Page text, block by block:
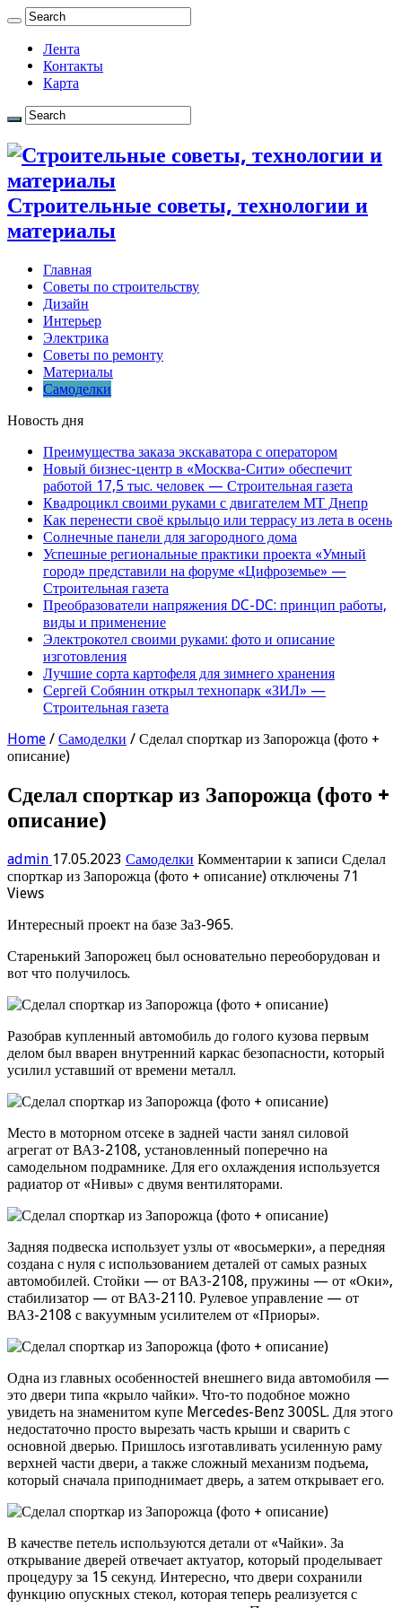
Лента
Контакты
Карта
Строительные советы, технологии и
материалы
Главная
Советы по строительству
Дизайн
Интерьер
Электрика
Советы по ремонту
Материалы
Самоделки
Новость дня
Преимущества заказа экскаватора с оператором
Новый бизнес-центр в «Москва-Сити» обеспечит
работой 17,5 тыс. человек — Строительная газета
Квадроцикл своими руками с двигателем МТ Днепр
Как перенести своё крыльцо или террасу из лета в осень
Солнечные панели для загородного дома
Успешные региональные практики проекта «Умный
город» представили на форуме «Цифроземье» —
Строительная газета
Преобразователи напряжения DC-DC: принцип работы,
виды и применение
Электрокотел своими руками: фото и описание
изготовления
Лучшие сорта картофеля для зимнего хранения
Сергей Собянин открыл технопарк «ЗИЛ» —
Строительная газета
Home / Самоделки / Сделал спорткар из Запорожца (фото +
описание)
Сделал спорткар из Запорожца (фото +
описание)
admin 17.05.2023 Самоделки Комментарии к записи Сделал
спорткар из Запорожца (фото + описание) отключены 71
Views
Интересный проект на базе ЗаЗ-965.
Старенький Запорожец был основательно переоборудован и
вот что получилось.
Разобрав купленный автомобиль до голого кузова первым
делом был вварен внутренний каркас безопасности, который
усилил уставший от времени металл.
Место в моторном отсеке в задней части занял силовой
агрегат от ВАЗ-2108, установленный поперечно на
самодельном подрамнике. Для его охлаждения используется
радиатор от «Нивы» с двумя вентиляторами.
Задняя подвеска использует узлы от «восьмерки», а передняя
создана с нуля с использованием деталей от самых разных
автомобилей. Стойки — от ВАЗ-2108, пружины — от «Оки»,
стабилизатор — от ВАЗ-2110. Рулевое управление — от
ВАЗ-2108 с вакуумным усилителем от «Приоры».
Одна из главных особенностей внешнего вида автомобиля —
это двери типа «крыло чайки». Что-то подобное можно
увидеть на знаменитом купе Mercedes-Benz 300SL. Для этого
недостаточно просто вырезать часть крыши и сварить с
основной дверью. Пришлось изготавливать усиленную раму
верхней части двери, а также сложный механизм подъема,
который сначала приподнимает дверь, а затем открывает его.
В качестве петель используются детали от «Чайки». За
открывание дверей отвечает актуатор, который проделывает
процедуру за 15 секунд. Интересно, что двери сохранили
функцию опускных стекол, которая теперь реализуется с